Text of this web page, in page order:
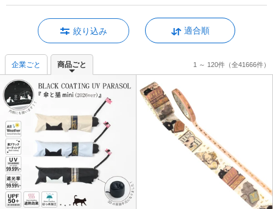
絞り込み 適合順
企業ごと 商品ごと 1 ～ 120件（全41666件）